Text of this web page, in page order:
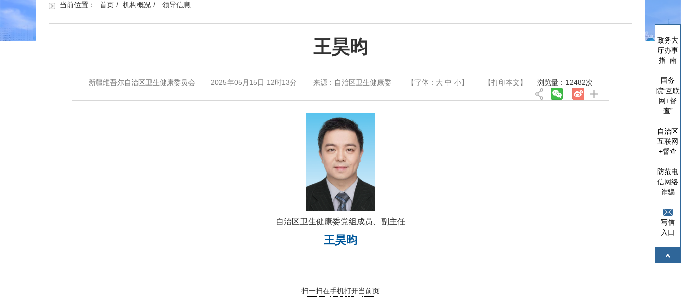
当前位置： 首页 / 机构概况 / 领导信息
王昊昀
新疆维吾尔自治区卫生健康委员会 2025年05月15日 12时13分 来源：自治区卫生健康委 【字体： 大 中 小】 【打印本文】 浏览量： 12482次
自治区卫生健康委党组成员、副主任
王昊昀
扫一扫在手机打开当前页
政务大
厅办事
指 南
国务
院“互联
网+督
查”
自治区
互联网
+督查
防范电
信网络
诈骗
写信
入口